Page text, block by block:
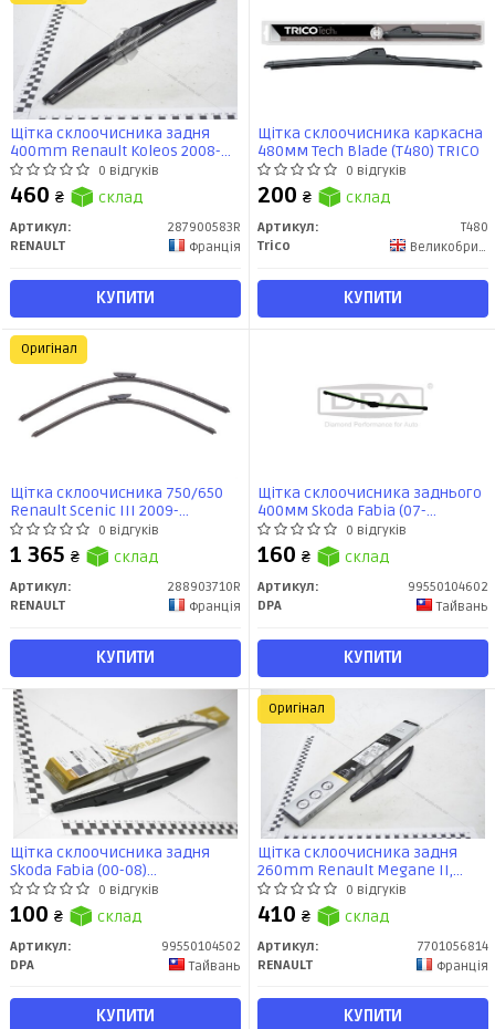
Щітка склоочисника задня
400mm Renault Koleos 2008-
(287900583R) Renault
0 відгуків
460 ₴ склад
Артикул:
287900583R
RENAULT
Франція
КУПИТИ
Щітка склоочисника каркасна
480мм Tech Blade (T480) TRICO
0 відгуків
200 ₴ склад
Артикул:
T480
Trico
Великобритания
КУПИТИ
Щітка склоочисника 750/650
Renault Scenic III 2009-
(288903710R) Renault
0 відгуків
1 365 ₴ склад
Артикул:
288903710R
RENAULT
Франція
КУПИТИ
Оригінал
Щітка склоочисника заднього
400мм Skoda Fabia (07-
10),Octavia (04-13)/VW T5 (03-15)
(99550104602) DPA
0 відгуків
160 ₴ склад
Артикул:
99550104602
DPA
Тайвань
КУПИТИ
Щітка склоочисника задня
Skoda Fabia (00-08)
(99550104502) DPA
0 відгуків
100 ₴ склад
Артикул:
99550104502
DPA
Тайвань
КУПИТИ
Щітка склоочисника задня
260mm Renault Megane II,
Scenic II 2002- (7701056814)
Renault
0 відгуків
410 ₴ склад
Артикул:
7701056814
RENAULT
Франція
КУПИТИ
Оригінал